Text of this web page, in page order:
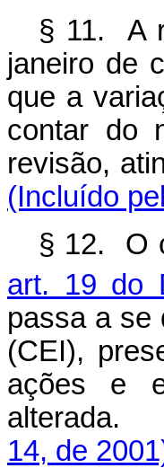
§ 11. A
janeiro de
que a
contar do
revisão,
(Incluído
§ 12. O
art. 19 do
passa a se
(CEI),
ações e
alterada.
14, de